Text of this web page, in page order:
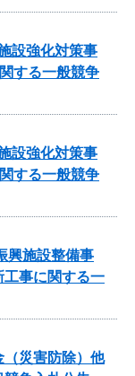
設強化対策事
する一般競争
設強化対策事
する一般競争
興施設整備事
事に関する一
災害防除）他